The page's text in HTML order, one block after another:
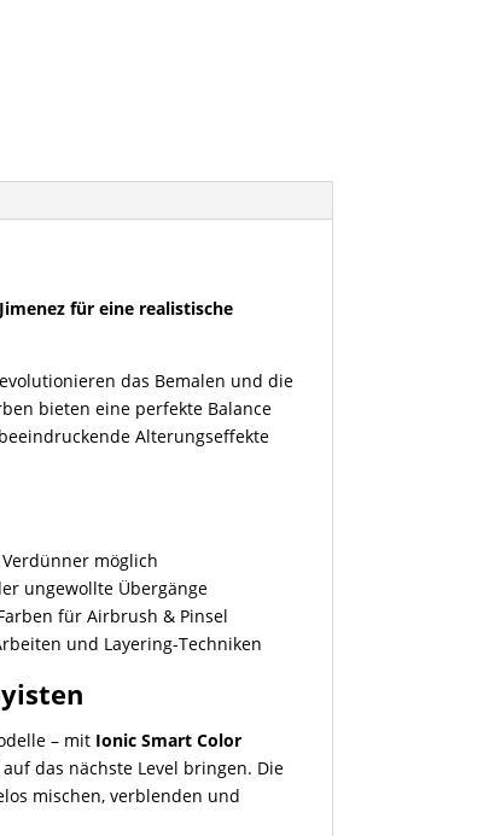
für eine realistische
das Bemalen und die
bieten eine perfekte Balance
Alterungseffekte
möglich
ungewollte Übergänge
für Airbrush & Pinsel
und Layering-Techniken
– mit Ionic Smart Color
das nächste Level bringen. Die
mischen, verblenden und